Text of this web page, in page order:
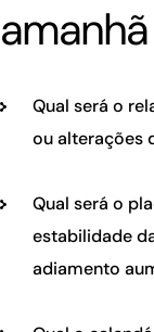
amanhã
Qual será o
ou alterações
Qual será o
estabilidade
adiamento